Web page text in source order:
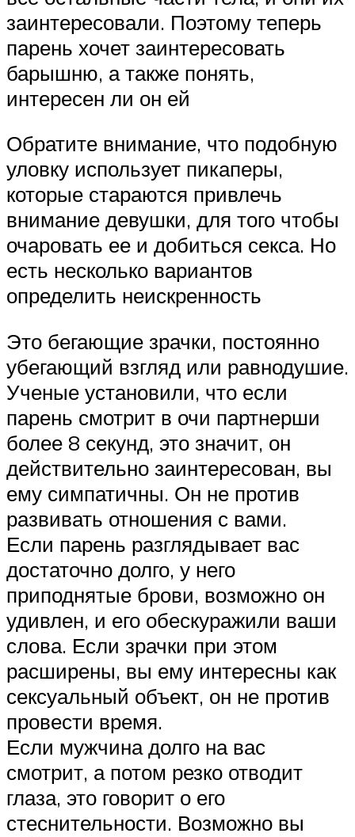
заинтересовали. Поэтому теперь
парень хочет заинтересовать
барышню, а также понять,
интересен ли он ей
Обратите внимание, что подобную
уловку использует пикаперы,
которые стараются привлечь
внимание девушки, для того чтобы
очаровать ее и добиться секса. Но
есть несколько вариантов
определить неискренность
Это бегающие зрачки, постоянно
убегающий взгляд или равнодушие.
Ученые установили, что если
парень смотрит в очи партнерши
более 8 секунд, это значит, он
действительно заинтересован, вы
ему симпатичны. Он не против
развивать отношения с вами.
Если парень разглядывает вас
достаточно долго, у него
приподнятые брови, возможно он
удивлен, и его обескуражили ваши
слова. Если зрачки при этом
расширены, вы ему интересны как
сексуальный объект, он не против
провести время.
Если мужчина долго на вас
смотрит, а потом резко отводит
глаза, это говорит о его
стеснительности. Возможно вы